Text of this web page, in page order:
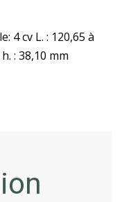
4 cv L. : 120,65 à
: 38,10 mm